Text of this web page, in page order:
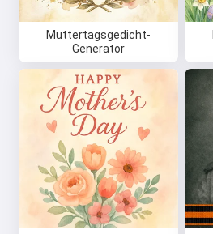
Muttertagsgedicht-
Generator